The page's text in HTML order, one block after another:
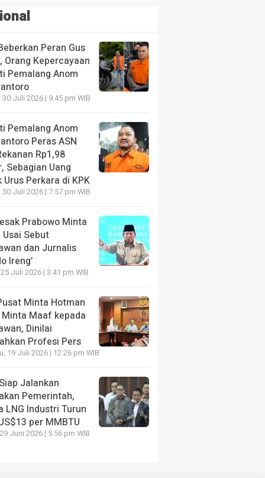
Peran Gus
Orang Kepercayaan
Pemalang Anom
30 Juli 2026 | 9:45 pm WIB
Pemalang Anom
Peras ASN
Rp1,98
Sebagian Uang
Urus Perkara di KPK
30 Juli 2026 | 7:57 pm WIB
Prabowo Minta
Sebut
dan Jurnalis
Ireng’
Juli 2026 | 3:41 pm WIB
Minta Hotman
Maaf kepada
Dinilai
Profesi Pers
19 Juli 2026 | 12:26 pm WIB
Jalankan
Pemerintah,
LNG Industri Turun
per MMBTU
Juni 2026 | 5:56 pm WIB